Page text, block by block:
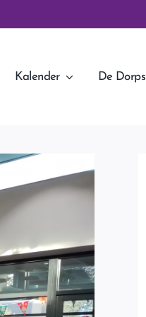
Kalender De